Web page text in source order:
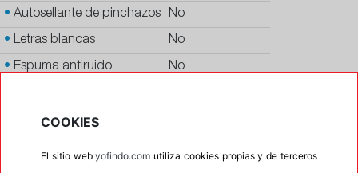
• Autosellante de pinchazos No
• Letras blancas No
• Espuma antiruido No
Banda blanca
COOKIES
El sitio webyofindo.com utiliza cookies propias y de terceros